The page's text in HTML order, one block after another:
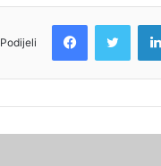
Podijeli
Facebook